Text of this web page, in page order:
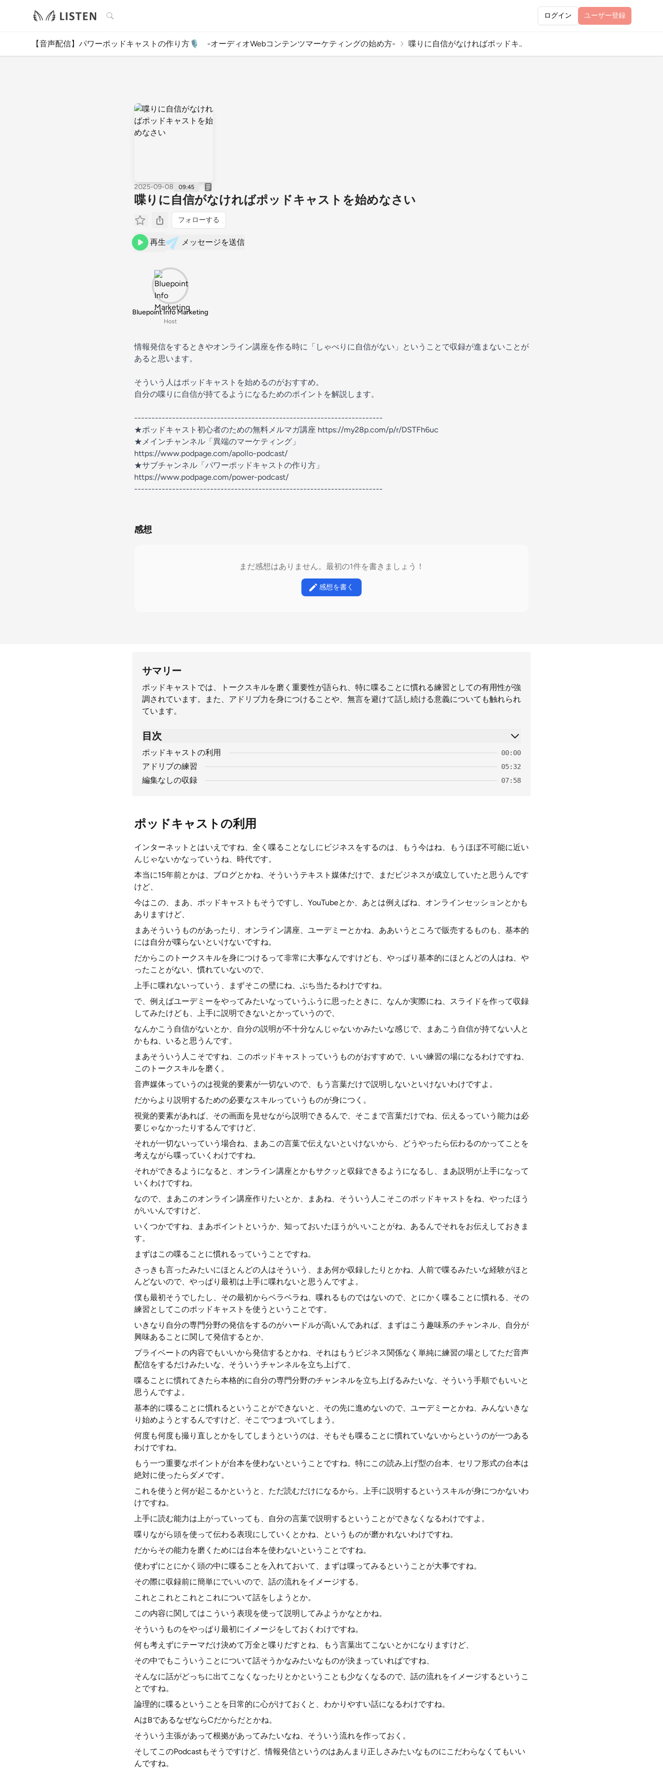
検索 ログイン ユーザー登録
【音声配信】パワーポッドキャストの作り方🎙️ -オーディオWebコンテンツマーケティングの始め方- 喋りに自信がなければポッドキ..
2025-09-08 09:45
喋りに自信がなければポッドキャストを始めなさい
フォローする
再生 メッセージを送信
Bluepoint Info Marketing
Host
情報発信をするときやオンライン講座を作る時に「しゃべりに自信がない」ということで収録が進まないことが
あると思います。
そういう人はポッドキャストを始めるのがおすすめ。
自分の喋りに自信が持てるようになるためのポイントを解説します。
------------------------------------------------------------------------
★ポッドキャスト初心者のための無料メルマガ講座 https://my28p.com/p/r/DSTFh6uc
★メインチャンネル「異端のマーケティング」
https://www.podpage.com/apollo-podcast/
★サブチャンネル「パワーポッドキャストの作り方」
https://www.podpage.com/power-podcast/
------------------------------------------------------------------------
感想
まだ感想はありません。最初の1件を書きましょう！
感想を書く
サマリー
ポッドキャストでは、トークスキルを磨く重要性が語られ、特に喋ることに慣れる練習としての有用性が強
調されています。また、アドリブ力を身につけることや、無言を避けて話し続ける意義についても触れられ
ています。
目次
ポッドキャストの利用 00:00
アドリブの練習 05:32
編集なしの収録 07:58
ポッドキャストの利用
インターネットとはいえですね、全く喋ることなしにビジネスをするのは、もう今はね、もうほぼ不可能に近い
んじゃないかなっていうね、時代です。
本当に15年前とかは、ブログとかね、そういうテキスト媒体だけで、まだビジネスが成立していたと思うんです
けど、
今はこの、まあ、ポッドキャストもそうですし、YouTubeとか、あとは例えばね、オンラインセッションとかも
ありますけど、
まあそういうものがあったり、オンライン講座、ユーデミーとかね、ああいうところで販売するものも、基本的
には自分が喋らないといけないですね。
だからこのトークスキルを身につけるって非常に大事なんですけども、やっぱり基本的にほとんどの人はね、や
ったことがない、慣れていないので、
上手に喋れないっていう、まずそこの壁にね、ぶち当たるわけですね。
で、例えばユーデミーをやってみたいなっていうふうに思ったときに、なんか実際にね、スライドを作って収録
してみたけども、上手に説明できないとかっていうので、
なんかこう自信がないとか、自分の説明が不十分なんじゃないかみたいな感じで、まあこう自信が持てない人と
かもね、いると思うんです。
まあそういう人こそですね、このポッドキャストっていうものがおすすめで、いい練習の場になるわけですね、
このトークスキルを磨く。
音声媒体っていうのは視覚的要素が一切ないので、もう言葉だけで説明しないといけないわけですよ。
だからより説明するための必要なスキルっていうものが身につく。
視覚的要素があれば、その画面を見せながら説明できるんで、そこまで言葉だけでね、伝えるっていう能力は必
要じゃなかったりするんですけど、
それが一切ないっていう場合ね、まあこの言葉で伝えないといけないから、どうやったら伝わるのかってことを
考えながら喋っていくわけですね。
それができるようになると、オンライン講座とかもサクッと収録できるようになるし、まあ説明が上手になって
いくわけですね。
なので、まあこのオンライン講座作りたいとか、まあね、そういう人こそこのポッドキャストをね、やったほう
がいいんですけど、
いくつかですね、まあポイントというか、知っておいたほうがいいことがね、あるんでそれをお伝えしておきま
す。
まずはこの喋ることに慣れるっていうことですね。
さっきも言ったみたいにほとんどの人はそういう、まあ何か収録したりとかね、人前で喋るみたいな経験がほと
んどないので、やっぱり最初は上手に喋れないと思うんですよ。
僕も最初そうでしたし、その最初からベラベラね、喋れるものではないので、とにかく喋ることに慣れる、その
練習としてこのポッドキャストを使うということです。
いきなり自分の専門分野の発信をするのがハードルが高いんであれば、まずはこう趣味系のチャンネル、自分が
興味あることに関して発信するとか、
プライベートの内容でもいいから発信するとかね、それはもうビジネス関係なく単純に練習の場としてただ音声
配信をするだけみたいな、そういうチャンネルを立ち上げて、
喋ることに慣れてきたら本格的に自分の専門分野のチャンネルを立ち上げるみたいな、そういう手順でもいいと
思うんですよ。
基本的に喋ることに慣れるということができないと、その先に進めないので、ユーデミーとかね、みんないきな
り始めようとするんですけど、そこでつまづいてしまう。
何度も何度も撮り直しとかをしてしまうというのは、そもそも喋ることに慣れていないからというのが一つある
わけですね。
もう一つ重要なポイントが台本を使わないということですね。特にこの読み上げ型の台本、セリフ形式の台本は
絶対に使ったらダメです。
これを使うと何が起こるかというと、ただ読むだけになるから。上手に説明するというスキルが身につかないわ
けですね。
上手に読む能力は上がっていっても、自分の言葉で説明するということができなくなるわけですよ。
喋りながら頭を使って伝わる表現にしていくとかね、というものが磨かれないわけですね。
だからその能力を磨くためには台本を使わないということですね。
使わずにとにかく頭の中に喋ることを入れておいて、まずは喋ってみるということが大事ですね。
その際に収録前に簡単にでいいので、話の流れをイメージする。
これとこれとこれとこれについて話をしようとか。
この内容に関してはこういう表現を使って説明してみようかなとかね。
そういうものをやっぱり最初にイメージをしておくわけですね。
何も考えずにテーマだけ決めて万全と喋りだすとね、もう言葉出てこないとかになりますけど、
その中でもこういうことについて話そうかなみたいなものが決まっていればですね、
そんなに話がどっちに出てこなくなったりとかということも少なくなるので、話の流れをイメージするというこ
とですね。
論理的に喋るということを日常的に心がけておくと、わかりやすい話になるわけですね。
AはBであるなぜならCだからだとかね。
そういう主張があって根拠があってみたいなね、そういう流れを作っておく。
そしてこのPodcastもそうですけど、情報発信というのはあんまり正しさみたいなものにこだわらなくてもいい
んですね。